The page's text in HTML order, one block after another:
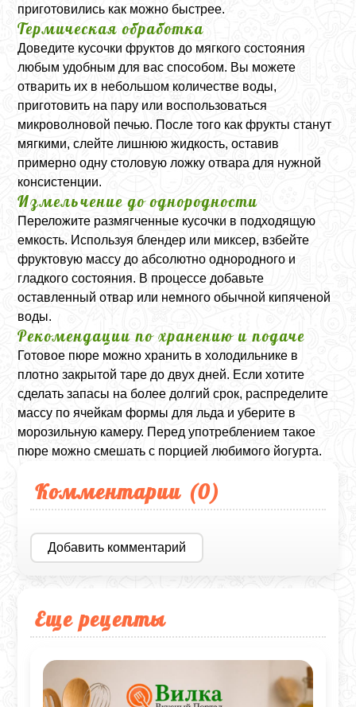
приготовились как можно быстрее.
Термическая обработка
Доведите кусочки фруктов до мягкого состояния
любым удобным для вас способом. Вы можете
отварить их в небольшом количестве воды,
приготовить на пару или воспользоваться
микроволновой печью. После того как фрукты станут
мягкими, слейте лишнюю жидкость, оставив
примерно одну столовую ложку отвара для нужной
консистенции.
Измельчение до однородности
Переложите размягченные кусочки в подходящую
емкость. Используя блендер или миксер, взбейте
фруктовую массу до абсолютно однородного и
гладкого состояния. В процессе добавьте
оставленный отвар или немного обычной кипяченой
воды.
Рекомендации по хранению и подаче
Готовое пюре можно хранить в холодильнике в
плотно закрытой таре до двух дней. Если хотите
сделать запасы на более долгий срок, распределите
массу по ячейкам формы для льда и уберите в
морозильную камеру. Перед употреблением такое
пюре можно смешать с порцией любимого йогурта.
Комментарии (0)
Добавить комментарий
Еще рецепты